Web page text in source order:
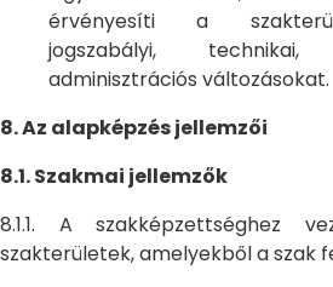
érvényesíti a
jogszabályi,
adminisztrációs változásokat.
8. Az alapképzés jellemzői
8.1. Szakmai jellemzők
8.1.1. A szakképzettséghez
szakterületek, amelyekből a szak